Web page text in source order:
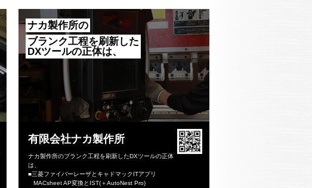
ナカ製作所の
ブランク工程を刷新した
DXツールの正体は、
有限会社ナカ製作所
ナカ製作所のブランク工程を刷新したDXツールの正体
は、
■三菱ファイバーレーザとキャドマックITアプリ
MACsheet AP変換とIST(＋AutoNest Pro)